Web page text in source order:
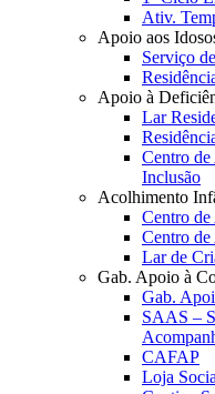
Ativ.
Apoio aos
Serviço
Apoio à
Lar
Centro de
Inclusão
Acolhimento
Centro
Centro
Lar de
Gab. Apoio à
Gab.
SAAS –
CAFAP
Loja